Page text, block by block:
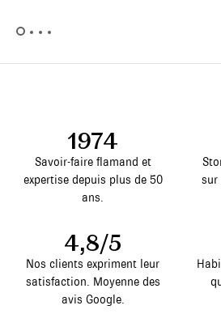
1974
Savoir-faire flamand et
expertise depuis plus de 50
ans.
sur
4,8/5
Nos clients expriment leur
satisfaction. Moyenne des
avis Google.